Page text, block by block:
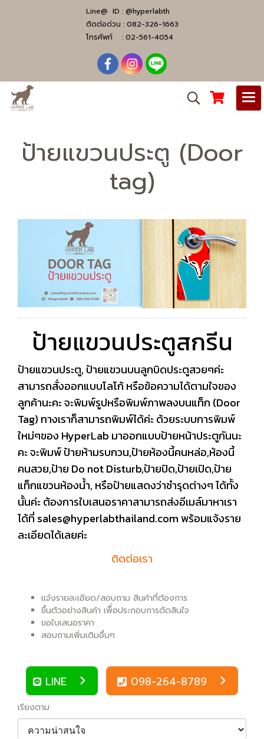
Line@ ID : @hyperlabth
ติดต่อด่วน : 082-326-1663
โทรศัพท์ : 02-561-4054
ป้ายแขวนประตู (Door
tag)
ป้ายแขวนประตูสกรีน
ป้ายแขวนประตู, ป้ายแขวนบนลูกบิดประตูสวยๆค่ะ
สามารถสั่งออกแบบโลโก้ หรือข้อความได้ตามใจของ
ลูกค้านะคะ จะพิมพ์รูปหรือพิมพ์ภาพลงบนแท็ก (Door
Tag) ทางเราก็สามารถพิมพ์ได้ค่ะ ด้วยระบบการพิมพ์
ใหม่ๆของ HyperLab มาออกแบบป้ายหน้าประตูกันนะ
คะ จะพิมพ์ ป้ายห้ามรบกวน,ป้ายห้องนี้คนหล่อ,ห้องนี้
คนสวย,ป้าย Do not Disturb,ป้ายปิด,ป้ายเปิด,ป้าย
แท็กแขวนห้องน้ำ, หรือป้ายแสดงว่าชำรุดต่างๆ ได้ทั้ง
นั้นค่ะ ต้องการใบเสนอราคาสามารถส่งอีเมล์มาหาเรา
ได้ที่ sales@hyperlabthailand.com พร้อมแจ้งราย
ละเอียดได้เลยค่ะ
ติดต่อเรา
แจ้งรายละเอียด/สอบถาม สินค้าที่ต้องการ
ขึ้นตัวอย่างสินค้า เพิื่อประกอบการตัดสินใจ
ขอใบเสนอราคา
สอบถามเพิ่มเติมอื่นๆ
LINE 098-264-8789
เรียงตาม